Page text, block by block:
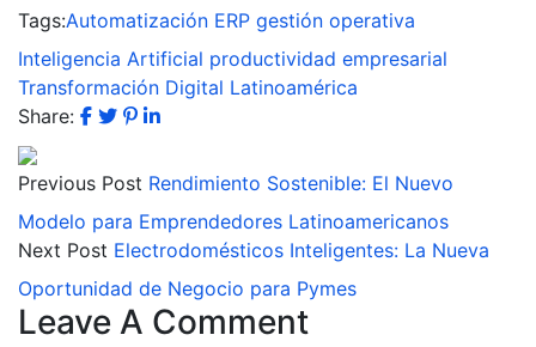
Tags:Automatización ERP gestión operativa
Inteligencia Artificial productividad empresarial
Transformación Digital Latinoamérica
Share:
Previous Post Rendimiento Sostenible: El Nuevo
Modelo para Emprendedores Latinoamericanos
Next Post Electrodomésticos Inteligentes: La Nueva
Oportunidad de Negocio para Pymes
Leave A Comment